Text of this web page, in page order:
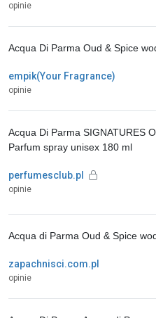
opinie
empik(Your Fragrance)
opinie
Acqua Di Parma Oud & Spice
perfumesclub.pl
opinie
Acqua Di Parma SIGNATURES
Parfum spray unisex 180 ml
zapachnisci.com.pl
opinie
Acqua di Parma Oud & Spice